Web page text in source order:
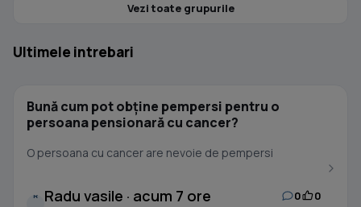
Vezi toate grupurile
Ultimele intrebari
Bună cum pot obține pempersi pentru o
persoana pensionară cu cancer?
O persoana cu cancer are nevoie de pempersi
R Radu vasile · acum 7 ore 0 0